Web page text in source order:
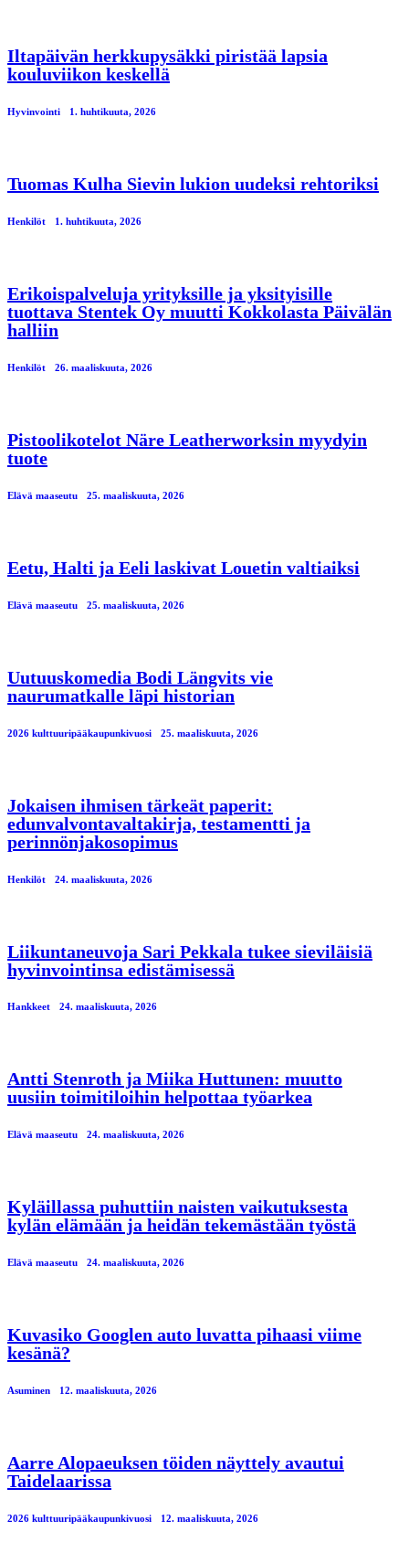
Iltapäivän herkkupysäkki piristää lapsia
kouluviikon keskellä
Hyvinvointi 1. huhtikuuta, 2026
Tuomas Kulha Sievin lukion uudeksi rehtoriksi
Henkilöt 1. huhtikuuta, 2026
Erikoispalveluja yrityksille ja yksityisille
tuottava Stentek Oy muutti Kokkolasta Päivälän
halliin
Henkilöt 26. maaliskuuta, 2026
Pistoolikotelot Näre Leatherworksin myydyin
tuote
Elävä maaseutu 25. maaliskuuta, 2026
Eetu, Halti ja Eeli laskivat Louetin valtiaiksi
Elävä maaseutu 25. maaliskuuta, 2026
Uutuuskomedia Bodi Längvits vie
naurumatkalle läpi historian
2026 kulttuuripääkaupunkivuosi 25. maaliskuuta, 2026
Jokaisen ihmisen tärkeät paperit:
edunvalvontavaltakirja, testamentti ja
perinnönjakosopimus
Henkilöt 24. maaliskuuta, 2026
Liikuntaneuvoja Sari Pekkala tukee sieviläisiä
hyvinvointinsa edistämisessä
Hankkeet 24. maaliskuuta, 2026
Antti Stenroth ja Miika Huttunen: muutto
uusiin toimitiloihin helpottaa työarkea
Elävä maaseutu 24. maaliskuuta, 2026
Kyläillassa puhuttiin naisten vaikutuksesta
kylän elämään ja heidän tekemästään työstä
Elävä maaseutu 24. maaliskuuta, 2026
Kuvasiko Googlen auto luvatta pihaasi viime
kesänä?
Asuminen 12. maaliskuuta, 2026
Aarre Alopaeuksen töiden näyttely avautui
Taidelaarissa
2026 kulttuuripääkaupunkivuosi 12. maaliskuuta, 2026